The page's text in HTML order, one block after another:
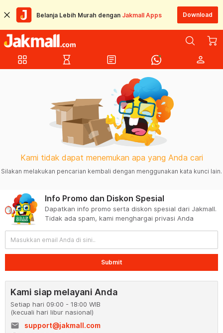
Belanja Lebih Murah dengan Jakmall Apps Download
grid_view hourglass_empty article person
Kami tidak dapat menemukan apa yang Anda cari
Silakan melakukan pencarian kembali dengan menggunakan kata kunci lain.
Info Promo dan Diskon Spesial
Dapatkan info promo serta diskon spesial dari Jakmall.
Tidak ada spam, kami menghargai privasi Anda
Submit
Kami siap melayani Anda
Setiap hari 09:00 - 18:00 WIB
(kecuali hari libur nasional)
email
support@jakmall.com